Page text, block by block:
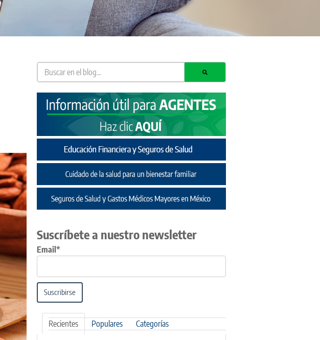
Suscríbete a nuestro newsletter
Email*
Suscribirse
Recientes Populares Categorías